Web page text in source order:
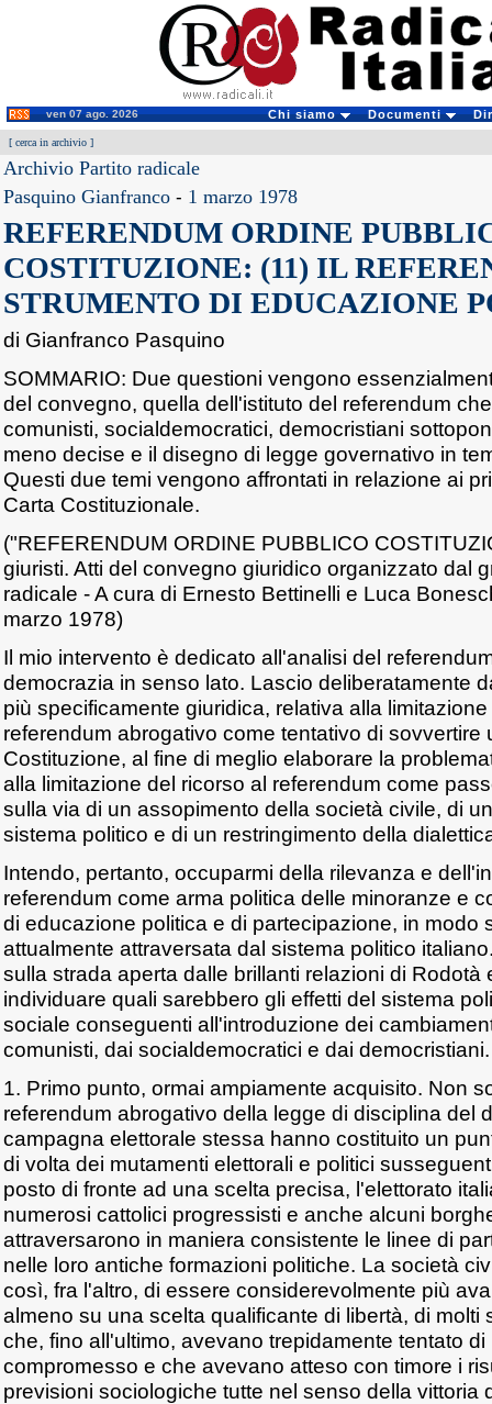
ven 07 ago. 2026 Chi siamo Documenti
[ cerca in archivio ]
Archivio Partito radicale
Pasquino Gianfranco - 1 marzo 1978
REFERENDUM ORDINE
COSTITUZIONE: (11) IL
STRUMENTO DI EDUCAZIONE
di Gianfranco Pasquino
SOMMARIO: Due questioni vengono
del convegno, quella dell'istituto del referendum
comunisti, socialdemocratici, democristiani
meno decise e il disegno di legge governativo in
Questi due temi vengono affrontati in relazione ai
Carta Costituzionale.
("REFERENDUM ORDINE PUBBLICO
giuristi. Atti del convegno giuridico organizzato dal
radicale - A cura di Ernesto Bettinelli e Luca
marzo 1978)
Il mio intervento è dedicato all'analisi del
democrazia in senso lato. Lascio deliberatamente
più specificamente giuridica, relativa alla
referendum abrogativo come tentativo di sovvertire
Costituzione, al fine di meglio elaborare la
alla limitazione del ricorso al referendum come
sulla via di un assopimento della società civile, di
sistema politico e di un restringimento della
Intendo, pertanto, occuparmi della rilevanza e
referendum come arma politica delle minoranze e
di educazione politica e di partecipazione, in modo
attualmente attraversata dal sistema politico
sulla strada aperta dalle brillanti relazioni di Rodotà
individuare quali sarebbero gli effetti del sistema
sociale conseguenti all'introduzione dei
comunisti, dai socialdemocratici e dai democristiani.
1. Primo punto, ormai ampiamente acquisito. Non
referendum abrogativo della legge di disciplina del
campagna elettorale stessa hanno costituito un
di volta dei mutamenti elettorali e politici
posto di fronte ad una scelta precisa, l'elettorato
numerosi cattolici progressisti e anche alcuni
attraversarono in maniera consistente le linee di
nelle loro antiche formazioni politiche. La società
così, fra l'altro, di essere considerevolmente più
almeno su una scelta qualificante di libertà, di molti
che, fino all'ultimo, avevano trepidamente tentato
compromesso e che avevano atteso con timore i
previsioni sociologiche tutte nel senso della vittoria